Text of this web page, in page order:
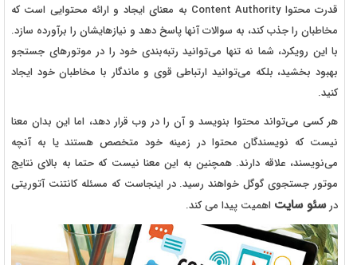
قدرت محتوا Content Authority به معنای ایجاد و ارائه محتوایی است که
مخاطبان را جذب کند، به سوالات آنها پاسخ دهد و نیازهایشان را برآورده سازد.
با این رویکرد، شما نه تنها می‌توانید رتبه‌بندی خود را در موتورهای جستجو
بهبود بخشید، بلکه می‌توانید ارتباطی قوی و ماندگار با مخاطبان خود ایجاد
کنید.
هر کسی می‌تواند محتوا بنویسد و آن را در وب قرار دهد، اما این بدان معنا
نیست که نویسندگان محتوا در زمینه خود متخصص هستند یا به آنچه
می‌نویسند، علاقه دارند. همچنین به این معنا نیست که حتما به بالای نتایج
موتور جستجوی گوگل خواهند رسید. در اینجاست که مسئله کانتنت آتوریتی
درسئو سایت اهمیت پیدا می کند.